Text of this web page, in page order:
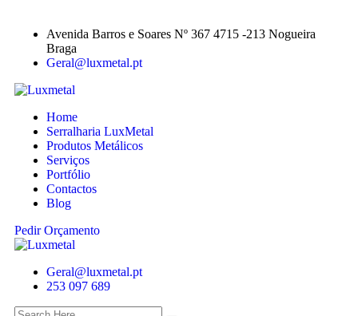
Avenida Barros e Soares Nº 367 4715 -213 Nogueira
Braga
Geral@luxmetal.pt
Home
Serralharia LuxMetal
Produtos Metálicos
Serviços
Portfólio
Contactos
Blog
Pedir Orçamento
Geral@luxmetal.pt
253 097 689